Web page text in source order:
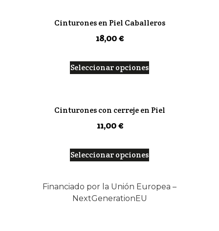
Cinturones en Piel Caballeros
18,00€
Seleccionar opciones
Cinturones con cerreje en Piel
11,00€
Seleccionar opciones
Financiado por la Unión Europea –
NextGenerationEU